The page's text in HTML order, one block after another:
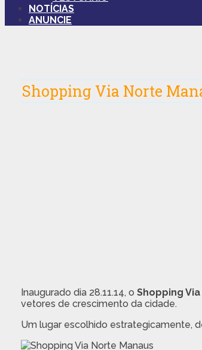
NOTÍCIAS
ANUNCIE
Shopping Via Norte
Inaugurado dia 28.11.14, o Shopping
vetores de crescimento da cidade.
Um lugar escolhido estrategicamente,